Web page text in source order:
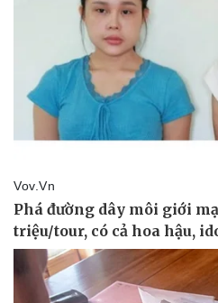
Thể thao
Bóng đá
Lịch thi đấu bóng đá
Thế giới thể thao